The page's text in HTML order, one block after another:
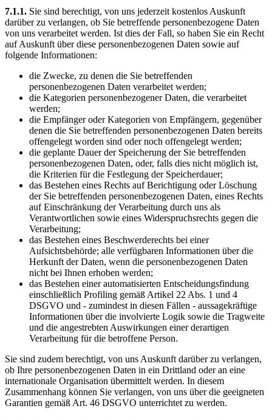
7.1.1. Sie sind berechtigt, von uns jederzeit kostenlos Auskunft
darüber zu verlangen, ob Sie betreffende personenbezogene Daten
von uns verarbeitet werden. Ist dies der Fall, so haben Sie ein Recht
auf Auskunft über diese personenbezogenen Daten sowie auf
folgende Informationen:
die Zwecke, zu denen die Sie betreffenden
personenbezogenen Daten verarbeitet werden;
die Kategorien personenbezogener Daten, die verarbeitet
werden;
die Empfänger oder Kategorien von Empfängern, gegenüber
denen die Sie betreffenden personenbezogenen Daten bereits
offengelegt worden sind oder noch offengelegt werden;
die geplante Dauer der Speicherung der Sie betreffenden
personenbezogenen Daten, oder, falls dies nicht möglich ist,
die Kriterien für die Festlegung der Speicherdauer;
das Bestehen eines Rechts auf Berichtigung oder Löschung
der Sie betreffenden personenbezogenen Daten, eines Rechts
auf Einschränkung der Verarbeitung durch uns als
Verantwortlichen sowie eines Widerspruchsrechts gegen die
Verarbeitung;
das Bestehen eines Beschwerderechts bei einer
Aufsichtsbehörde; alle verfügbaren Informationen über die
Herkunft der Daten, wenn die personenbezogenen Daten
nicht bei Ihnen erhoben werden;
das Bestehen einer automatisierten Entscheidungsfindung
einschließlich Profiling gemäß Artikel 22 Abs. 1 und 4
DSGVO und - zumindest in diesen Fällen - aussagekräftige
Informationen über die involvierte Logik sowie die Tragweite
und die angestrebten Auswirkungen einer derartigen
Verarbeitung für die betroffene Person.
Sie sind zudem berechtigt, von uns Auskunft darüber zu verlangen,
ob Ihre personenbezogenen Daten in ein Drittland oder an eine
internationale Organisation übermittelt werden. In diesem
Zusammenhang können Sie verlangen, von uns über die geeigneten
Garantien gemäß Art. 46 DSGVO unterrichtet zu werden.